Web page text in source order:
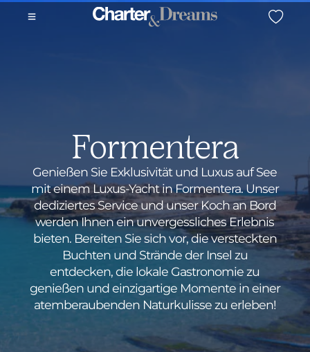
Formentera
Genießen Sie Exklusivität und Luxus auf See
mit einem Luxus-Yacht in Formentera. Unser
dediziertes Service und unser Koch an Bord
werden Ihnen ein unvergessliches Erlebnis
bieten. Bereiten Sie sich vor, die versteckten
Buchten und Strände der Insel zu
entdecken, die lokale Gastronomie zu
genießen und einzigartige Momente in einer
atemberaubenden Naturkulisse zu erleben!